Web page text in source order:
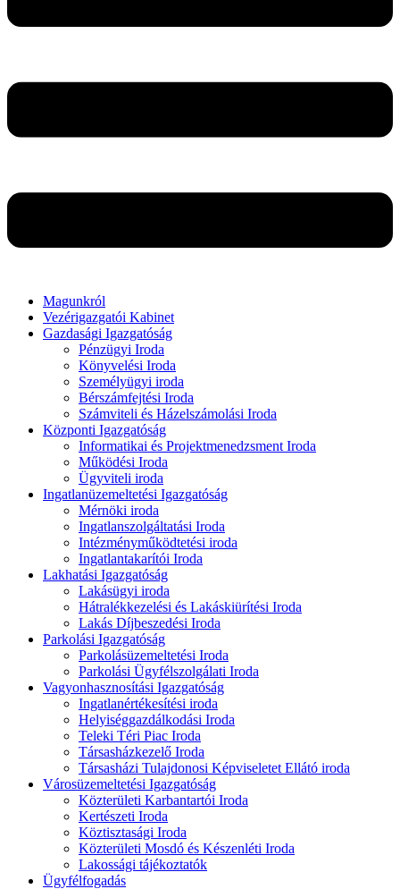
Magunkról
Vezérigazgatói Kabinet
Gazdasági Igazgatóság
Pénzügyi Iroda
Könyvelési Iroda
Személyügyi iroda
Bérszámfejtési Iroda
Számviteli és Házelszámolási Iroda
Központi Igazgatóság
Informatikai és Projektmenedzsment Iroda
Működési Iroda
Ügyviteli iroda
Ingatlanüzemeltetési Igazgatóság
Mérnöki iroda
Ingatlanszolgáltatási Iroda
Intézményműködtetési iroda
Ingatlantakarítói Iroda
Lakhatási Igazgatóság
Lakásügyi iroda
Hátralékkezelési és Lakáskiürítési Iroda
Lakás Díjbeszedési Iroda
Parkolási Igazgatóság
Parkolásüzemeltetési Iroda
Parkolási Ügyfélszolgálati Iroda
Vagyonhasznosítási Igazgatóság
Ingatlanértékesítési iroda
Helyiséggazdálkodási Iroda
Teleki Téri Piac Iroda
Társasházkezelő Iroda
Társasházi Tulajdonosi Képviseletet Ellátó iroda
Városüzemeltetési Igazgatóság
Közterületi Karbantartói Iroda
Kertészeti Iroda
Köztisztasági Iroda
Közterületi Mosdó és Készenléti Iroda
Lakossági tájékoztatók
Ügyfélfogadás